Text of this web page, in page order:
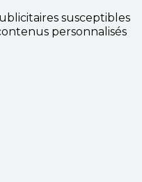
susceptibles
personnalisés